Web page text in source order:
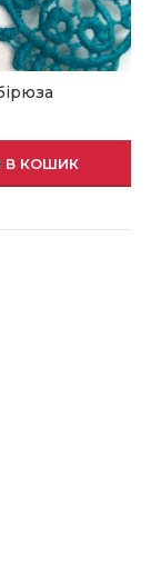
В КОШИК